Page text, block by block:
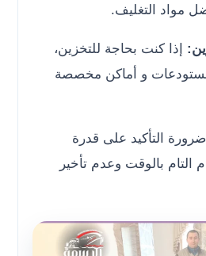
مواد التغليف.
إذا كنت بحاجة للتخزين،
مستودعات و أماكن مخصصة
ضرورة التأكيد على قدرة
التام بالوقت وعدم تأخير